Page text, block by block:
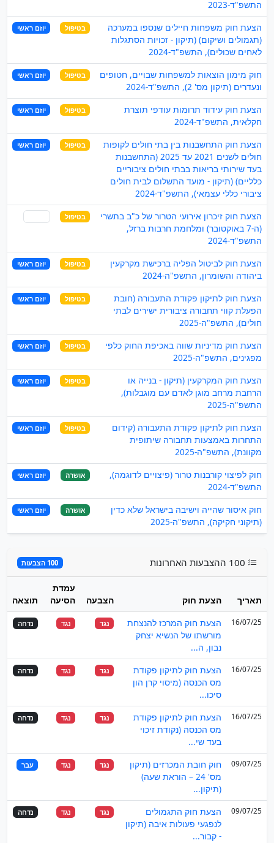
התשפ"ד-2023
הצעת חוק משפחות חיילים שנספו במערכה
(תגמולים ושיקום) (תיקון - זכויות הסתגלות
לאחים שכולים), התשפ"ד-2024
בטיפול יוזם ראשי
חוק מימון הוצאות למשפחות שבויים, חטופים
ונעדרים (תיקון מס' 2), התשפ"ד-2024
בטיפול יוזם ראשי
הצעת חוק עידוד תרומות עודפי תוצרת
חקלאית, התשפ"ד-2024
בטיפול יוזם ראשי
הצעת חוק התחשבנות בין בתי חולים לקופות
חולים לשנים 2021 עד 2025 (התחשבנות
בעד שירותי בריאות בבתי חולים ציבוריים
כלליים) (תיקון - מועד התשלום לבית חולים
ציבורי כללי עצמאי), התשפ"ד-2024
בטיפול יוזם ראשי
הצעת חוק זיכרון אירועי הטרור של כ"ב בתשרי
(ה-7 באוקטובר) ומלחמת חרבות ברזל,
התשפ"ד-2024
בטיפול
הצעת חוק לביטול הפליה ברכישת מקרקעין
ביהודה והשומרון, התשפ"ה-2024
בטיפול יוזם ראשי
הצעת חוק לתיקון פקודת התעבורה (חובת
הפעלת קווי תחבורה ציבורית ישירים לבתי
חולים), התשפ"ה-2025
בטיפול יוזם ראשי
הצעת חוק מדיניות שווה באכיפת החוק כלפי
מפגינים, התשפ"ה-2025
בטיפול יוזם ראשי
הצעת חוק המקרקעין (תיקון - בנייה או
הרחבת מרחב מוגן לאדם עם מוגבלות),
התשפ"ה-2025
בטיפול יוזם ראשי
הצעת חוק לתיקון פקודת התעבורה (קידום
התחרות באמצעות תחבורה שיתופית
מקוונת), התשפ"ה-2025
בטיפול יוזם ראשי
חוק לפיצוי קורבנות טרור (פיצויים לדוגמה),
התשפ"ד-2024
אושרה יוזם ראשי
חוק איסור שהייה וישיבה בישראל שלא כדין
(תיקוני חקיקה), התשפ"ה-2025
אושרה יוזם ראשי
100 הצבעות
תאריך הצעת חוק הצבעה
עמדת
הסיעה
תוצאה
16/07/25
הצעת חוק המרכז להנצחת
מורשתו של הנשיא יצחק
נבון, ה...
נגד נגד נדחה
16/07/25
הצעת חוק לתיקון פקודת
מס הכנסה (מיסוי קרן הון
סיכו...
נגד נגד נדחה
16/07/25
הצעת חוק לתיקון פקודת
מס הכנסה (נקודת זיכוי
בעד שי...
נגד נגד נדחה
09/07/25
חוק חובת המכרזים (תיקון
מס' 24 – הוראת שעה)
(תיקון...
נגד נגד עבר
09/07/25
הצעת חוק התגמולים
לנפגעי פעולות איבה (תיקון
- קבור...
נגד נגד נדחה